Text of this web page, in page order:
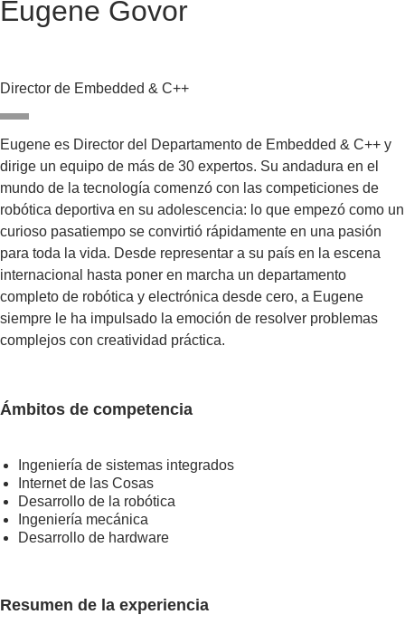
Eugene Govor
Director de Embedded & C++
Eugene es Director del Departamento de Embedded & C++ y
dirige un equipo de más de 30 expertos. Su andadura en el
mundo de la tecnología comenzó con las competiciones de
robótica deportiva en su adolescencia: lo que empezó como un
curioso pasatiempo se convirtió rápidamente en una pasión
para toda la vida. Desde representar a su país en la escena
internacional hasta poner en marcha un departamento
completo de robótica y electrónica desde cero, a Eugene
siempre le ha impulsado la emoción de resolver problemas
complejos con creatividad práctica.
Ámbitos de competencia
Ingeniería de sistemas integrados
Internet de las Cosas
Desarrollo de la robótica
Ingeniería mecánica
Desarrollo de hardware
Resumen de la experiencia